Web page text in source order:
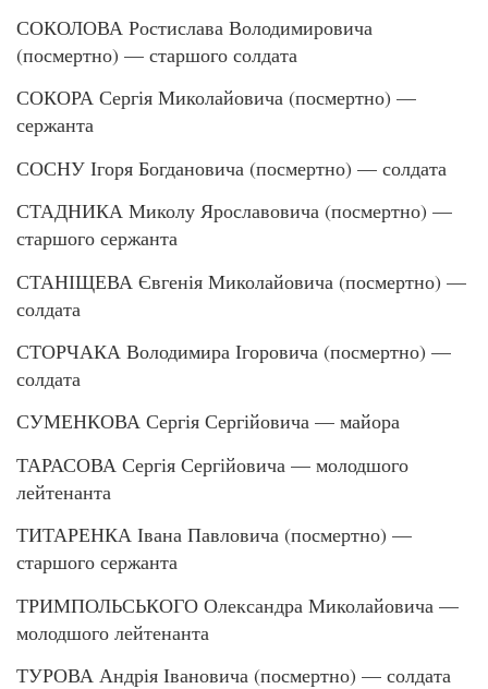
СОКОЛОВА Ростислава Володимировича
(посмертно) — старшого солдата
СОКОРА Сергія Миколайовича (посмертно) —
сержанта
СОСНУ Ігоря Богдановича (посмертно) — солдата
СТАДНИКА Миколу Ярославовича (посмертно) —
старшого сержанта
СТАНІЩЕВА Євгенія Миколайовича (посмертно) —
солдата
СТОРЧАКА Володимира Ігоровича (посмертно) —
солдата
СУМЕНКОВА Сергія Сергійовича — майора
ТАРАСОВА Сергія Сергійовича — молодшого
лейтенанта
ТИТАРЕНКА Івана Павловича (посмертно) —
старшого сержанта
ТРИМПОЛЬСЬКОГО Олександра Миколайовича —
молодшого лейтенанта
ТУРОВА Андрія Івановича (посмертно) — солдата